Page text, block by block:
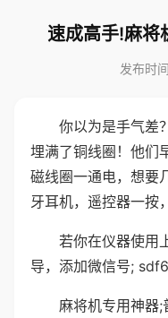
速成高手!麻将
发布时
你以为是手气差
埋满了铜线圈！他们
磁线圈一通电，想要
牙耳机，遥控器一按
若你在仪器使用
导，添加微信号;
麻将机专用神器